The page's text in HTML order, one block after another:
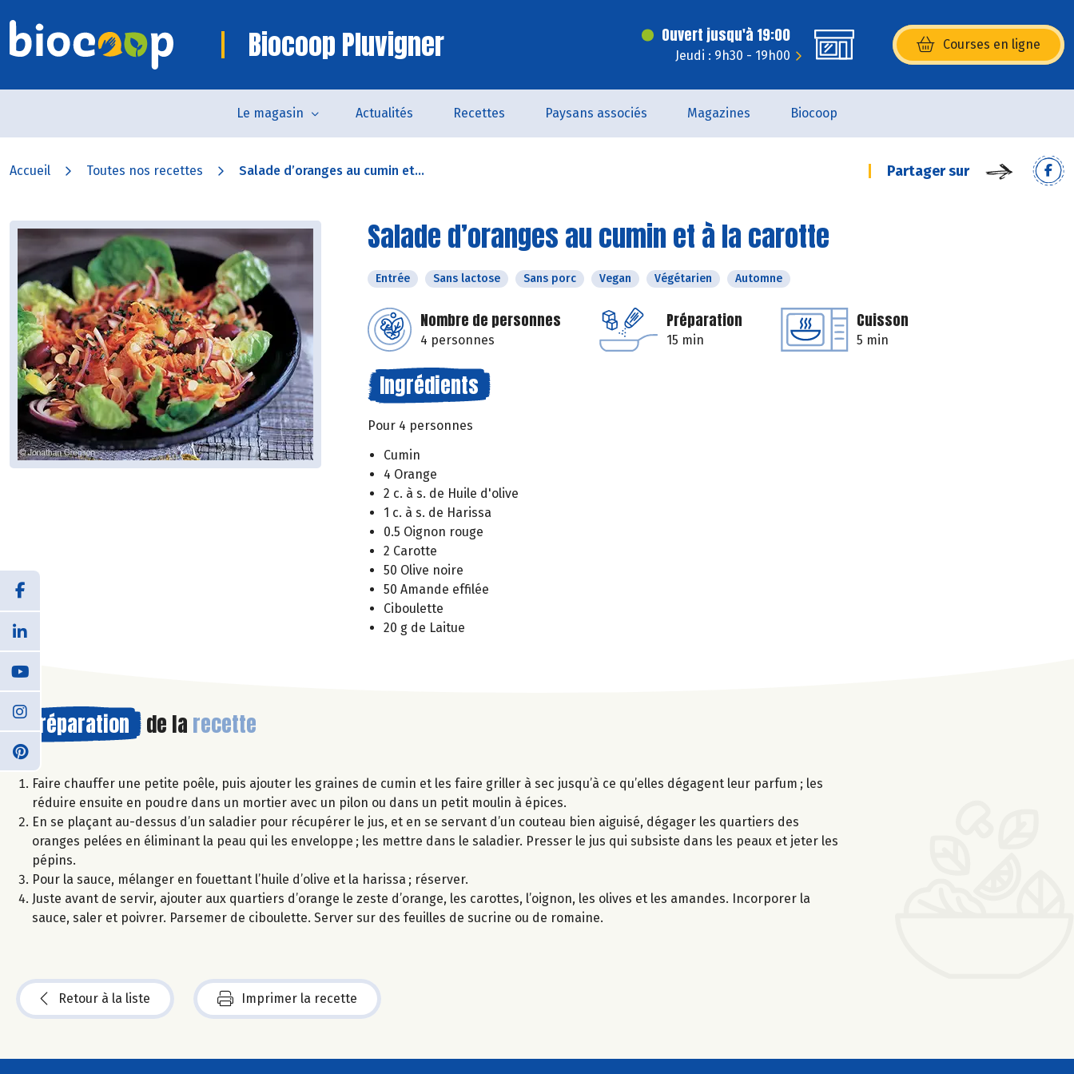
Biocoop Pluvigner Ouvert jusqu'à 19:00
Jeudi : 9h30 - 19h00
Courses en ligne
(s’ouvre dans une nouvelle
Le magasin Actualités Recettes Paysans associés Magazines Biocoop
Accueil Toutes nos recettes Salade d’oranges au cumin et... Partager sur
Salade d’oranges au cumin et à la carotte
Entrée Sans lactose Sans porc Vegan Végétarien Automne
Nombre de personnes
4 personnes
Préparation
15 min
Cuisson
5 min
Ingrédients
Pour 4 personnes
Cumin
4 Orange
2 c. à s. de Huile d'olive
1 c. à s. de Harissa
0.5 Oignon rouge
2 Carotte
50 Olive noire
50 Amande effilée
Ciboulette
20 g de Laitue
Préparation de la recette
Faire chauffer une petite poêle, puis ajouter les graines de cumin et les faire griller à sec jusqu’à ce qu’elles dégagent leur parfum ; les
réduire ensuite en poudre dans un mortier avec un pilon ou dans un petit moulin à épices.
En se plaçant au-dessus d’un saladier pour récupérer le jus, et en se servant d’un couteau bien aiguisé, dégager les quartiers des
oranges pelées en éliminant la peau qui les enveloppe ; les mettre dans le saladier. Presser le jus qui subsiste dans les peaux et jeter les
pépins.
Pour la sauce, mélanger en fouettant l’huile d’olive et la harissa ; réserver.
Juste avant de servir, ajouter aux quartiers d’orange le zeste d’orange, les carottes, l’oignon, les olives et les amandes. Incorporer la
sauce, saler et poivrer. Parsemer de ciboulette. Server sur des feuilles de sucrine ou de romaine.
Retour à la liste Imprimer la recette